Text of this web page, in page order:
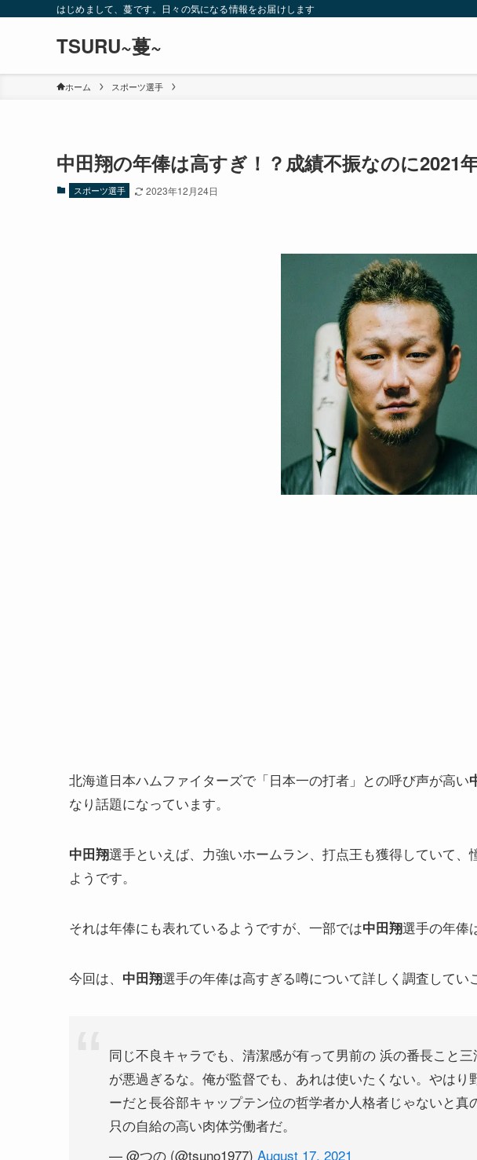
はじめまして、蔓です。日々の気になる情報をお届けします
TSURU~蔓~
ホーム スポーツ選手
中田翔の年俸は高すぎ！？成績不振なのに2021
スポーツ選手 2023年12月24日
北海道日本ハムファイターズで「日本一の打者」との呼び声が高い
なり話題になっています。
中田翔選手といえば、力強いホームラン、打点王も獲得していて、
ようです。
それは年俸にも表れているようですが、一部では中田翔選手の年俸
今回は、 中田翔選手の年俸は高すぎる噂について詳しく調査してい
同じ不良キャラでも、清潔感が有って男前の 浜の番長こと
が悪過ぎるな。俺が監督でも、あれは使いたくない。やはり
ーだと長谷部キャップテン位の哲学者か人格者じゃないと真
只の自給の高い肉体労働者だ。
— @つの (@tsuno1977) August 17, 2021